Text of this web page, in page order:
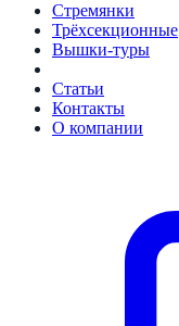
Стремянки
Трёхсекционные
Вышки-туры
Статьи
Контакты
О компании